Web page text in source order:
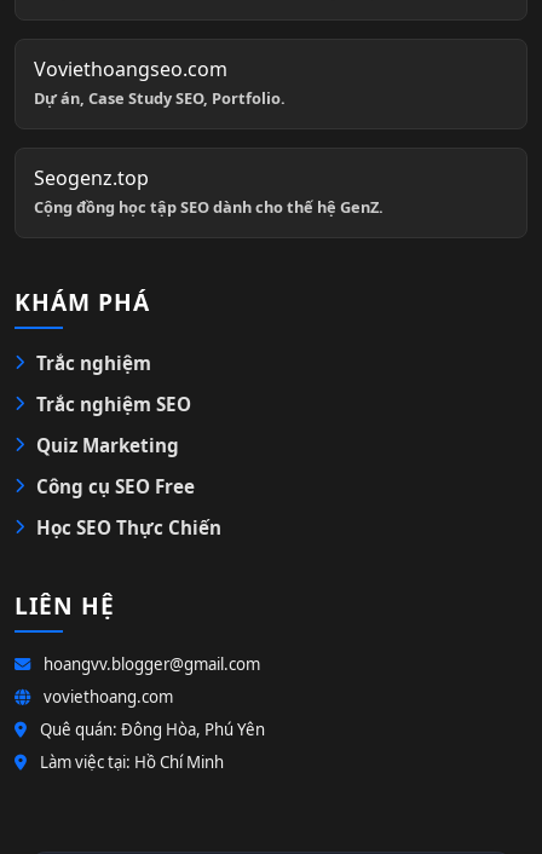
Voviethoangseo.com
Dự án, Case Study SEO, Portfolio.
Seogenz.top
Cộng đồng học tập SEO dành cho thế hệ GenZ.
KHÁM PHÁ
Trắc nghiệm
Trắc nghiệm SEO
Quiz Marketing
Công cụ SEO Free
Học SEO Thực Chiến
LIÊN HỆ
hoangvv.blogger@gmail.com
voviethoang.com
Quê quán: Đông Hòa, Phú Yên
Làm việc tại: Hồ Chí Minh